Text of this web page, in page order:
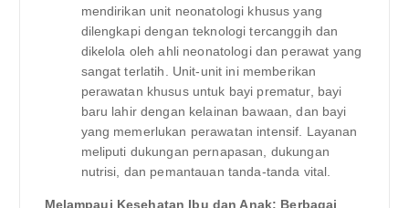
mendirikan unit neonatologi khusus yang
dilengkapi dengan teknologi tercanggih dan
dikelola oleh ahli neonatologi dan perawat yang
sangat terlatih. Unit-unit ini memberikan
perawatan khusus untuk bayi prematur, bayi
baru lahir dengan kelainan bawaan, dan bayi
yang memerlukan perawatan intensif. Layanan
meliputi dukungan pernapasan, dukungan
nutrisi, dan pemantauan tanda-tanda vital.
Melampaui Kesehatan Ibu dan Anak: Berbagai